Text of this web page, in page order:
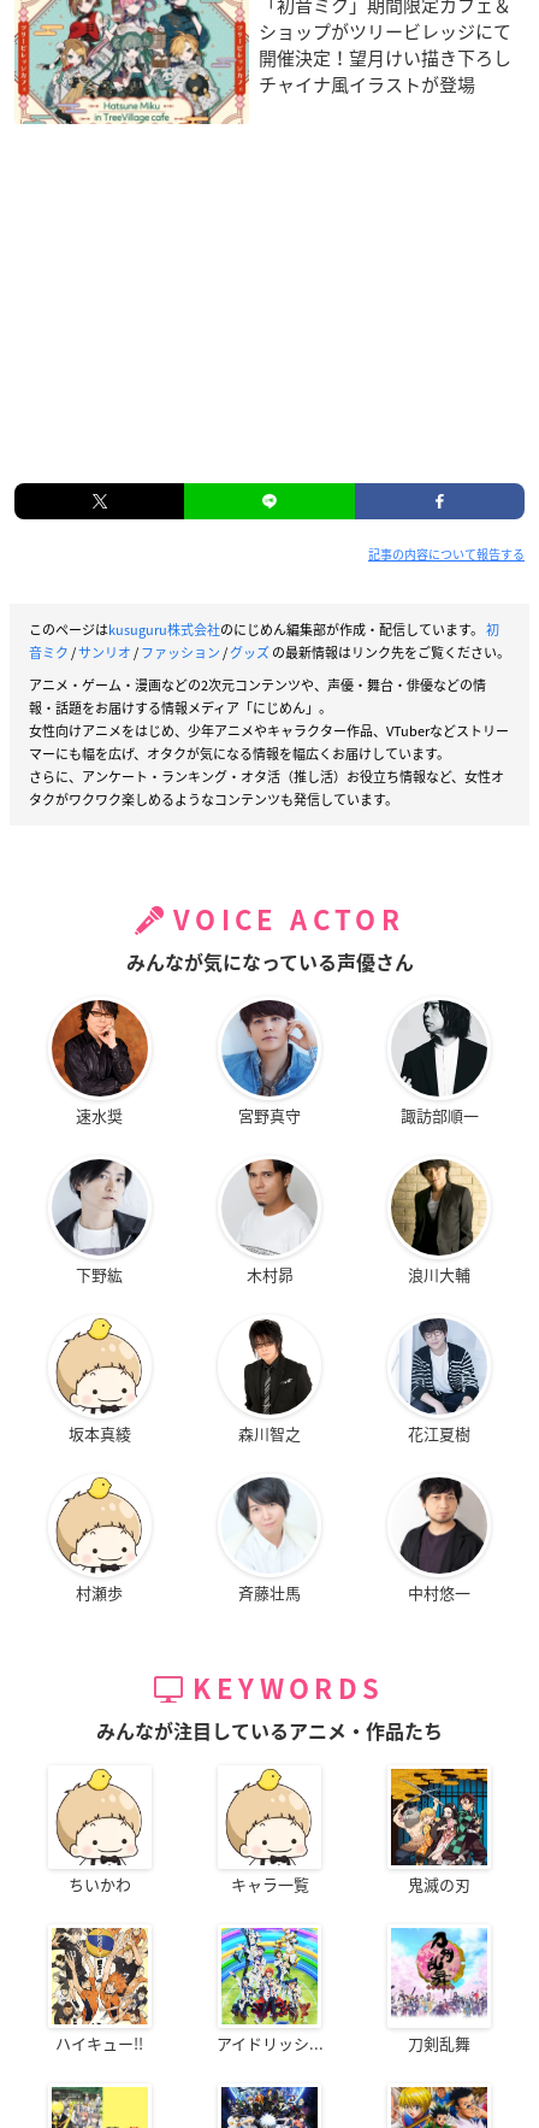
ショップがツリービレッジにて
開催決定！望月けい描き下ろし
チャイナ風イラストが登場
記事の内容について報告する
このページはkusuguru株式会社のにじめん編集部が作成・配信しています。 初
音ミク/サンリオ/ファッション/グッズの最新情報はリンク先をご覧ください。
アニメ・ゲーム・漫画などの2次元コンテンツや、声優・舞台・俳優などの情
報・話題をお届けする情報メディア「にじめん」。
女性向けアニメをはじめ、少年アニメやキャラクター作品、VTuberなどストリー
マーにも幅を広げ、オタクが気になる情報を幅広くお届けしています。
さらに、アンケート・ランキング・オタ活（推し活）お役立ち情報など、女性オ
タクがワクワク楽しめるようなコンテンツも発信しています。
VOICE ACTOR
みんなが気になっている声優さん
速水奨 宮野真守 諏訪部順一
下野紘 木村昴 浪川大輔
坂本真綾 森川智之 花江夏樹
村瀬歩 斉藤壮馬 中村悠一
KEYWORDS
みんなが注目しているアニメ・作品たち
ちいかわ キャラ一覧 鬼滅の刃
ハイキュー!! アイドリッシ... 刀剣乱舞